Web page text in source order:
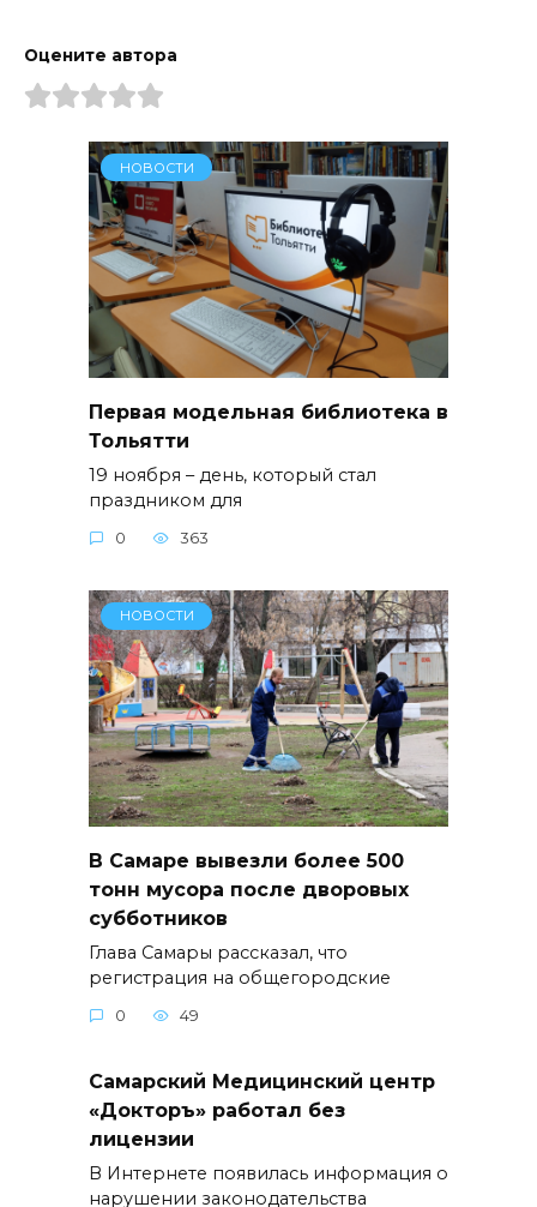
Оцените автора
НОВОСТИ
Первая модельная библиотека в
Тольятти
19 ноября – день, который стал
праздником для
0 363
НОВОСТИ
В Самаре вывезли более 500
тонн мусора после дворовых
субботников
Глава Самары рассказал, что
регистрация на общегородские
0 49
Самарский Медицинский центр
«Докторъ» работал без
лицензии
В Интернете появилась информация о
нарушении законодательства